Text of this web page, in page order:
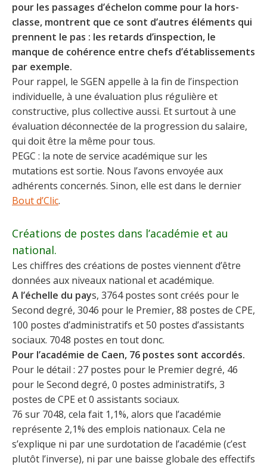
pour les passages d’échelon comme pour la hors-
classe, montrent que ce sont d’autres éléments qui
prennent le pas : les retards d’inspection, le
manque de cohérence entre chefs d’établissements
par exemple.
Pour rappel, le SGEN appelle à la fin de l’inspection
individuelle, à une évaluation plus régulière et
constructive, plus collective aussi. Et surtout à une
évaluation déconnectée de la progression du salaire,
qui doit être la même pour tous.
PEGC : la note de service académique sur les
mutations est sortie. Nous l’avons envoyée aux
adhérents concernés. Sinon, elle est dans le dernier
Bout d’Clic.
Créations de postes dans l’académie et au
national.
Les chiffres des créations de postes viennent d’être
données aux niveaux national et académique.
A l’échelle du pays, 3764 postes sont créés pour le
Second degré, 3046 pour le Premier, 88 postes de CPE,
100 postes d’administratifs et 50 postes d’assistants
sociaux. 7048 postes en tout donc.
Pour l’académie de Caen, 76 postes sont accordés.
Pour le détail : 27 postes pour le Premier degré, 46
pour le Second degré, 0 postes administratifs, 3
postes de CPE et 0 assistants sociaux.
76 sur 7048, cela fait 1,1%, alors que l’académie
représente 2,1% des emplois nationaux. Cela ne
s’explique ni par une surdotation de l’académie (c’est
plutôt l’inverse), ni par une baisse globale des effectifs